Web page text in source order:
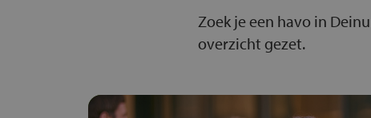
Zoek je een havo in
overzicht gezet.